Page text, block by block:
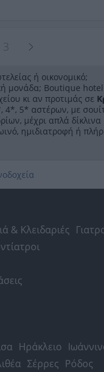
έχει 9 studios και
διακρίνονται
και στο
Σε 50 μέτρα
, Κρήτη
3
ή οικονομικό;
μονάδα; Boutique
κι αν προτιμάς σε
4*, 5* αστέρων, με
μέχρι απλά δίκλινα
ημιδιατροφή ή
& Κλειδαριές
Ηράκλειο
Σέρρες Ρόδος